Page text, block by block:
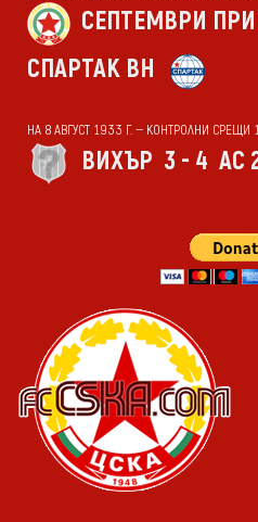
СЕПТЕМВРИ
СПАРТАК ВН
НА 8 АВГУСТ 1933 Г. — КОНТРОЛНИ
ВИХЪР 3 - 4 АС